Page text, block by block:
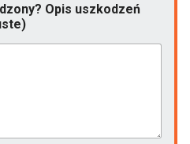
Opis uszkodzeń